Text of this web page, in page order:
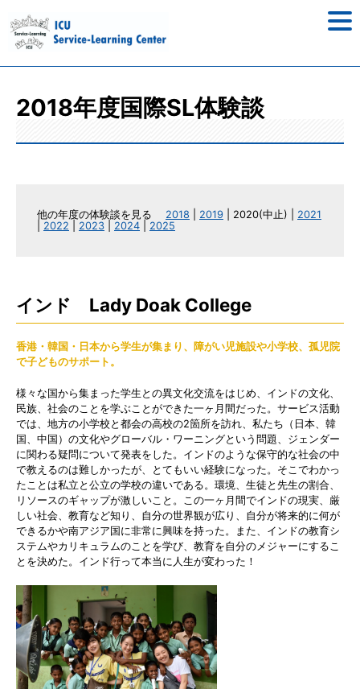
2018年度国際SL体験談
他の年度の体験談を見る 2018 2019 | 2020(中止) | 2021
2022 2023 2024 2025
インド Lady Doak College
香港・韓国・日本から学生が集まり、障がい児施設や小学校、孤児院
で子どものサポート。
様々な国から集まった学生との異文化交流をはじめ、インドの文化、
民族、社会のことを学ぶことができた一ヶ月間だった。サービス活動
では、地方の小学校と都会の高校の2箇所を訪れ、私たち（日本、韓
国、中国）の文化やグローバル・ワーニングという問題、ジェンダー
に関わる疑問について発表をした。インドのような保守的な社会の中
で教えるのは難しかったが、とてもいい経験になった。そこでわかっ
たことは私立と公立の学校の違いである。環境、生徒と先生の割合、
リソースのギャップが激しいこと。この一ヶ月間でインドの現実、厳
しい社会、教育など知り、自分の世界観が広り、自分が将来的に何が
できるかや南アジア国に非常に興味を持った。また、インドの教育シ
ステムやカリキュラムのことを学び、教育を自分のメジャーにするこ
とを決めた。インド行って本当に人生が変わった！